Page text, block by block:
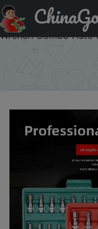
Купить по
1/4 Inch Socket Set
Wrench Combo Auto